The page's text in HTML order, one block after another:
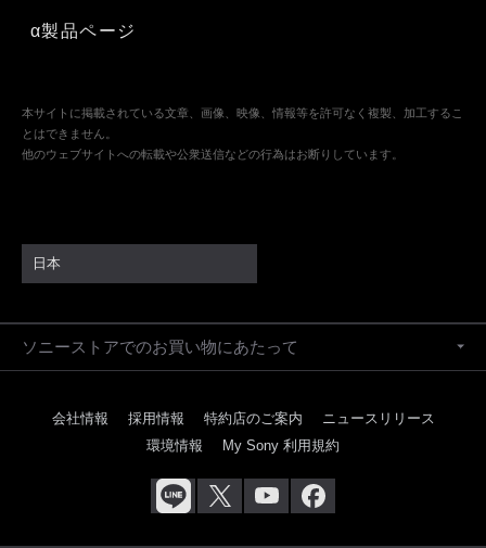
α製品ページ
本サイトに掲載されている文章、画像、映像、情報等を許可なく複製、加工するこ
とはできません。
他のウェブサイトへの転載や公衆送信などの行為はお断りしています。
日本
ソニーストアでのお買い物にあたって
会社情報 採用情報 特約店のご案内
ニュースリリース
環境情報
My Sony 利用規約